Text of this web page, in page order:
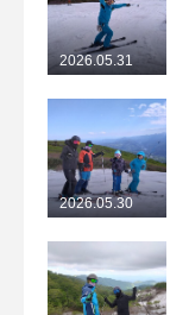
2026.05.31
2026.05.30